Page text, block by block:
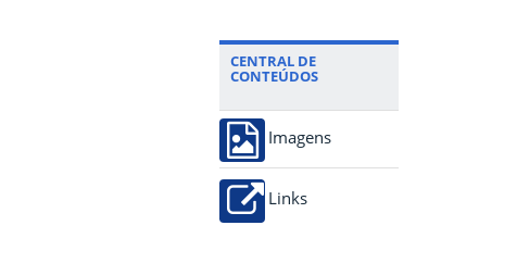
CENTRAL DE
CONTEÚDOS
Imagens
Links